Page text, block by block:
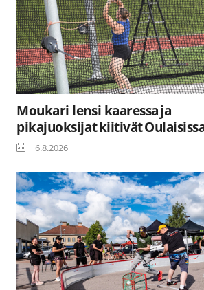
Moukari lensi kaaressa ja
pikajuoksijat kiitivät
6.8.2026